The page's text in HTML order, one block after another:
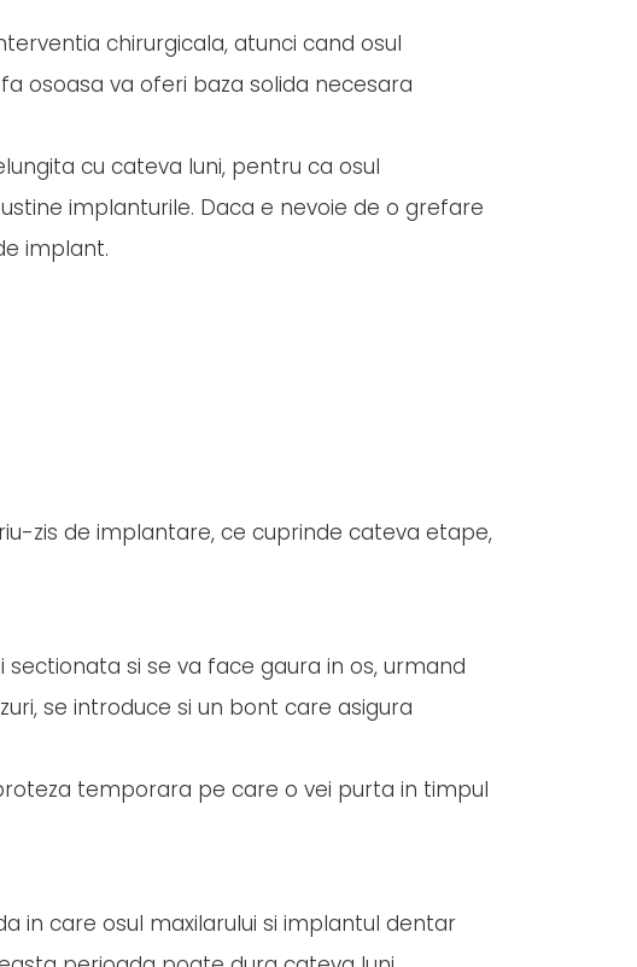
chirurgicala, atunci cand osul
osoasa va oferi baza solida necesara
cu cateva luni, pentru ca osul
implanturile. Daca e nevoie de o grefare
implant.
zis de implantare, ce cuprinde cateva etape,
si se va face gaura in os, urmand
se introduce si un bont care asigura
temporara pe care o vei purta in timpul
in care osul maxilarului si implantul dentar